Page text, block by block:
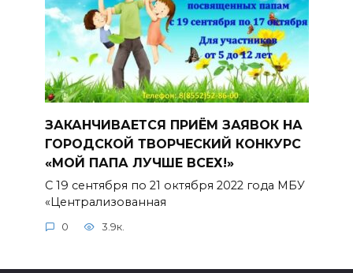
ЗАКАНЧИВАЕТСЯ ПРИЁМ ЗАЯВОК НА
ГОРОДСКОЙ ТВОРЧЕСКИЙ КОНКУРС
«МОЙ ПАПА ЛУЧШЕ ВСЕХ!»
С 19 сентября по 21 октября 2022 года МБУ
«Централизованная
0 3.9к.